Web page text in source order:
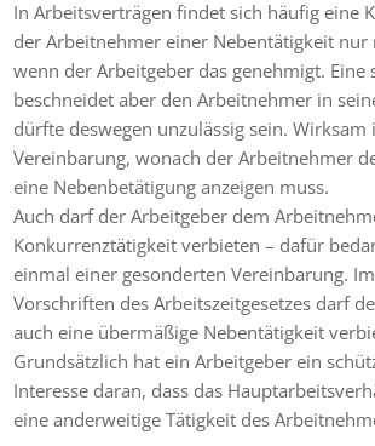
In Arbeitsverträgen findet sich häufig eine
der Arbeitnehmer einer Nebentätigkeit nur
wenn der Arbeitgeber das genehmigt. Eine
beschneidet aber den Arbeitnehmer in
dürfte deswegen unzulässig sein. Wirksam
Vereinbarung, wonach der Arbeitnehmer
eine Nebenbetätigung anzeigen muss.
Auch darf der Arbeitgeber dem
Konkurrenztätigkeit verbieten – dafür
einmal einer gesonderten Vereinbarung.
Vorschriften des Arbeitszeitgesetzes darf
auch eine übermäßige Nebentätigkeit
Grundsätzlich hat ein Arbeitgeber ein
Interesse daran, dass das
eine anderweitige Tätigkeit des